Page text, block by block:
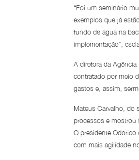
“Foi um seminário
exemplos que já
fundo de água na
implementação”,
A diretora da
contratado por meio
gastos e, assim,
Mateus Carvalho, do
processos e mostrou
O presidente
com mais agilidade